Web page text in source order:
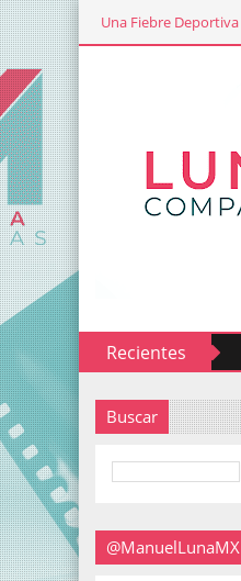
Una Fiebre Deportiva
Recientes
Buscar
@ManuelLunaMX